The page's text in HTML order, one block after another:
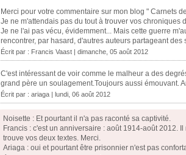
Merci pour votre commentaire sur mon blog " Carnets
Je ne m'attendais pas du tout à trouver vos chroniques
Je ne l'ai pas vécu, évidemment... Mais cette guerre
rencontrer, par hasard, d'autres auteurs partageant
Écrit par : Francis Vaast | dimanche, 05 août 2012
C'est intéressant de voir comme le malheur a des
grand père un soulagement.Toujours aussi émouvant.
Écrit par : ariaga | lundi, 06 août 2012
Noisette : Et pourtant il n'a pas raconté sa captivité.
Francis : c'est un anniversaire : août 1914-août 2012.
trouve vos deux textes. Merci.
Ariaga : oui et pourtant être prisonnier n'est pas